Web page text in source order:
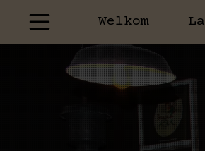
Welkom